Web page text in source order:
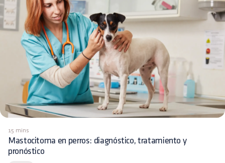
15 mins
Mastocitoma en perros: diagnóstico, tratamiento y
pronóstico